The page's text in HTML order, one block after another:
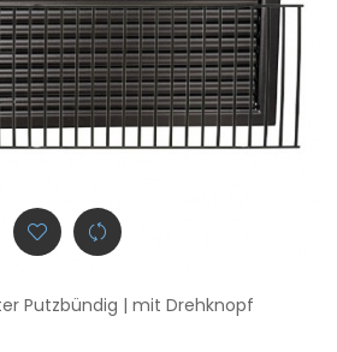
Putzbündig | mit Drehknopf